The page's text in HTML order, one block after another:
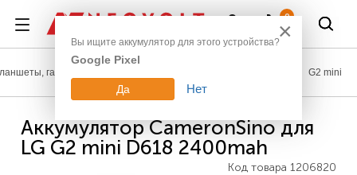
0
гаджеты G2 mini
Аккумулятор CameronSino для
LG G2 mini D618 2400mah
Код товара 1206820
×
Вы ищите аккумулятор для этого устройства?
Google Pixel
Да Нет